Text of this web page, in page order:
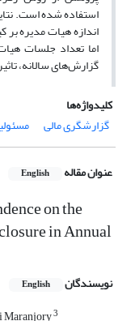
استفاده شده است.
اندازه هیات مدیره بر
اما تعداد جلسات
گزارش‌های سالانه،
کلیدواژه‌ها
گزارشگری مالی
عنوان مقاله English
on the
in Annual
نویسندگان English
3